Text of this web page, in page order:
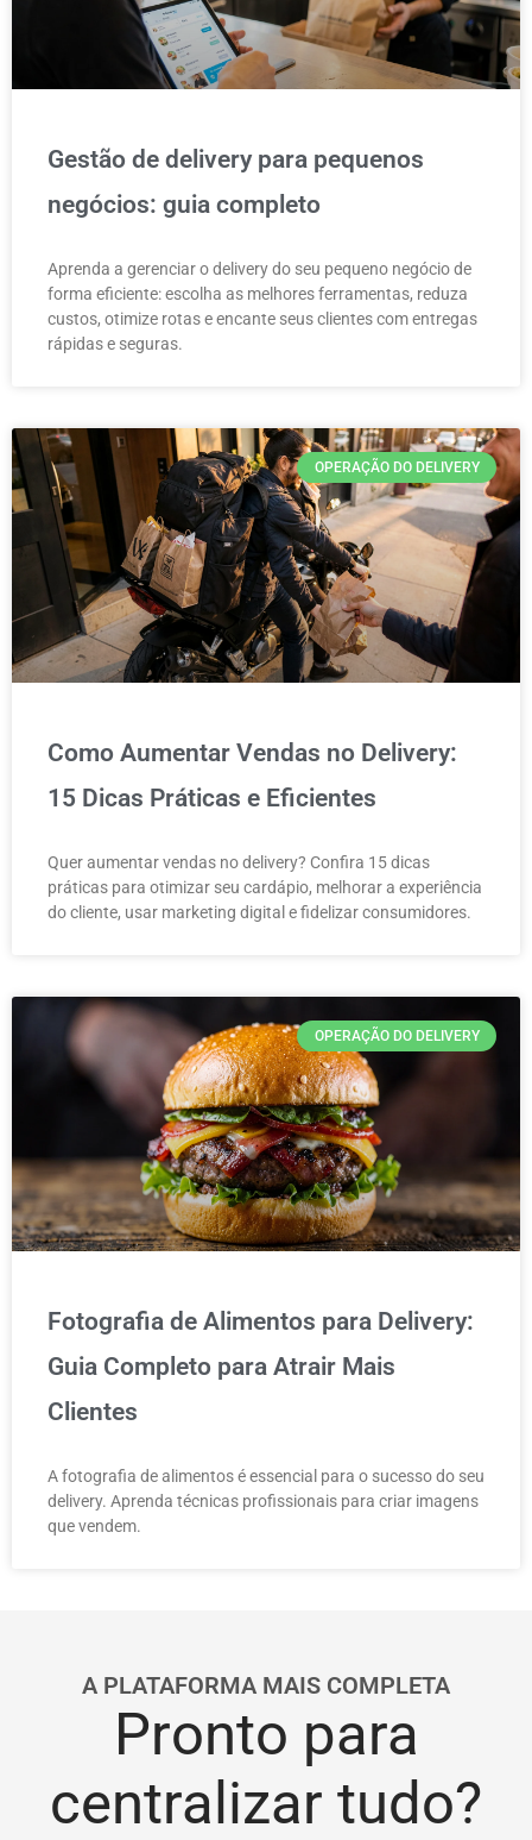
Gestão de delivery para pequenos
negócios: guia completo
Aprenda a gerenciar o delivery do seu pequeno negócio de
forma eficiente: escolha as melhores ferramentas, reduza
custos, otimize rotas e encante seus clientes com entregas
rápidas e seguras.
OPERAÇÃO DO DELIVERY
Como Aumentar Vendas no Delivery:
15 Dicas Práticas e Eficientes
Quer aumentar vendas no delivery? Confira 15 dicas
práticas para otimizar seu cardápio, melhorar a experiência
do cliente, usar marketing digital e fidelizar consumidores.
OPERAÇÃO DO DELIVERY
Fotografia de Alimentos para Delivery:
Guia Completo para Atrair Mais
Clientes
A fotografia de alimentos é essencial para o sucesso do seu
delivery. Aprenda técnicas profissionais para criar imagens
que vendem.
A PLATAFORMA MAIS COMPLETA
Pronto para
centralizar tudo?